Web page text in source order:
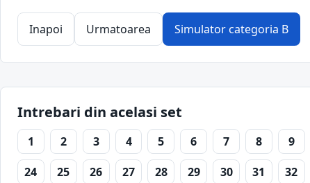
Inapoi Urmatoarea Simulator categoria B
Intrebari din acelasi set
1 2 3 4 5 6 7 8 9
24
25 26 27 28 29 30 31 32